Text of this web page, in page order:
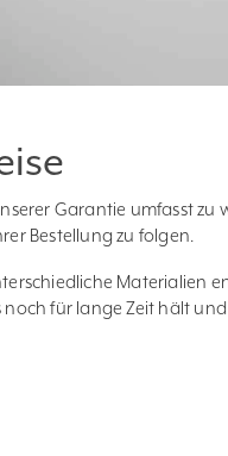
Garantie umfasst zu
Bestellung zu folgen.
Materialien
noch für lange Zeit hält